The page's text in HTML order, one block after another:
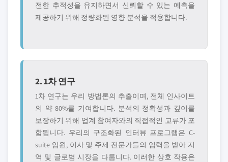
전한 추적성을 유지하면서 신뢰할 수 있는 예측을
제공하기 위해 정량화된 영향 분석을 적용합니다.
2. 1차 연구
1차 연구는 우리 방법론의 추출이며, 전체 인사이트
의 약 80%를 기여합니다. 분석의 정확성과 깊이를
보장하기 위해 업계 참여자와의 직접적인 교류가 포
함됩니다. 우리의 구조화된 인터뷰 프로그램은 C-
suite 임원, 이사 및 주제 전문가들의 입력을 받아 지
역 및 글로볌 시장을 다룹니다. 이러한 상호 작용은